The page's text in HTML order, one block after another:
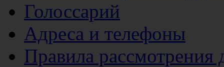
Голоссарий
Адреса и телефоны
Правила рассмотрения